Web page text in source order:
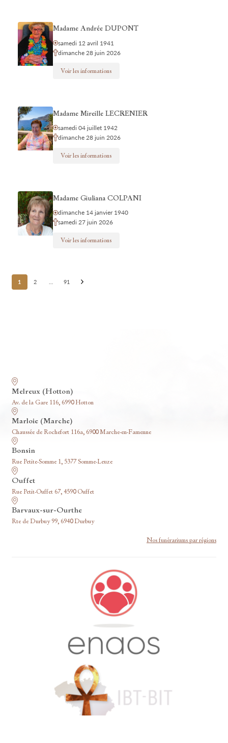
Madame Andrée DUPONT
samedi 12 avril 1941
dimanche 28 juin 2026
Voir les informations
Madame Mireille LECRENIER
samedi 04 juillet 1942
dimanche 28 juin 2026
Voir les informations
Madame Giuliana COLPANI
dimanche 14 janvier 1940
samedi 27 juin 2026
Voir les informations
Posts
pagination
1 2 91
Melreux (Hotton)
Av. de la Gare 116, 6990 Hotton
Marloie (Marche)
Chaussée de Rochefort 116a, 6900 Marche-en-Famenne
Bonsin
Rue Petite-Somme 1, 5377 Somme-Leuze
Ouffet
Rue Petit-Ouffet 67, 4590 Ouffet
Barvaux-sur-Ourthe
Rte de Durbuy 99, 6940 Durbuy
Nos funérariums par régions